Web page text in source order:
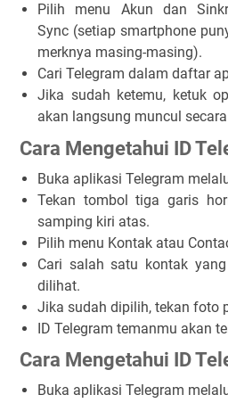
Pilih menu Akun dan
Sync (setiap smartphone
merknya masing-masing).
Cari Telegram dalam daftar
Jika sudah ketemu, ketuk
akan langsung muncul
Cara Mengetahui ID
Buka aplikasi Telegram
Tekan tomboltiga garis
samping kiri atas.
Pilih menu Kontak atau
Cari salah satu kontak
dilihat.
Jika sudah dipilih, tekan foto
ID Telegram temanmu akan
Cara Mengetahui ID
Buka aplikasi Telegram